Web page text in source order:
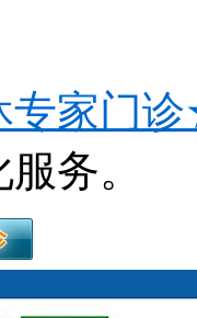
家门
务。